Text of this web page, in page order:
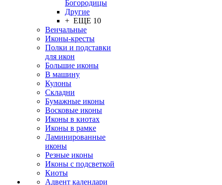
Богородицы
Другие
+ ЕЩЕ 10
Венчальные
Иконы-кресты
Полки и подставки
для икон
Большие иконы
В машину
Кулоны
Складни
Бумажные иконы
Восковые иконы
Иконы в киотах
Иконы в рамке
Ламинированные
иконы
Резные иконы
Иконы с подсветкой
Киоты
Адвент календари